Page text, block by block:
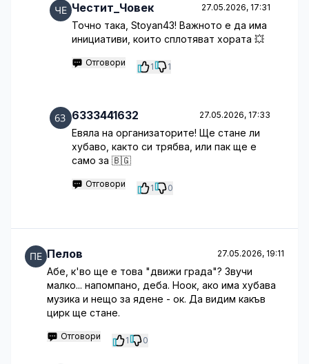
Честит_Човек 27.05.2026, 17:31
Точно така, Stoyan43! Важното е да има
инициативи, които сплотяват хората 💥
Отговори 1 1
6333441632 27.05.2026, 17:33
Евяла на организаторите! Ще стане ли
хубаво, както си трябва, или пак ще е
само за 🇧🇬
Отговори 1 0
Пелов 27.05.2026, 19:11
Абе, к'во ще е това "движи града"? Звучи
малко... напомпано, деба. Ноок, ако има хубава
музика и нещо за ядене - ок. Да видим какъв
цирк ще стане.
Отговори 1 0